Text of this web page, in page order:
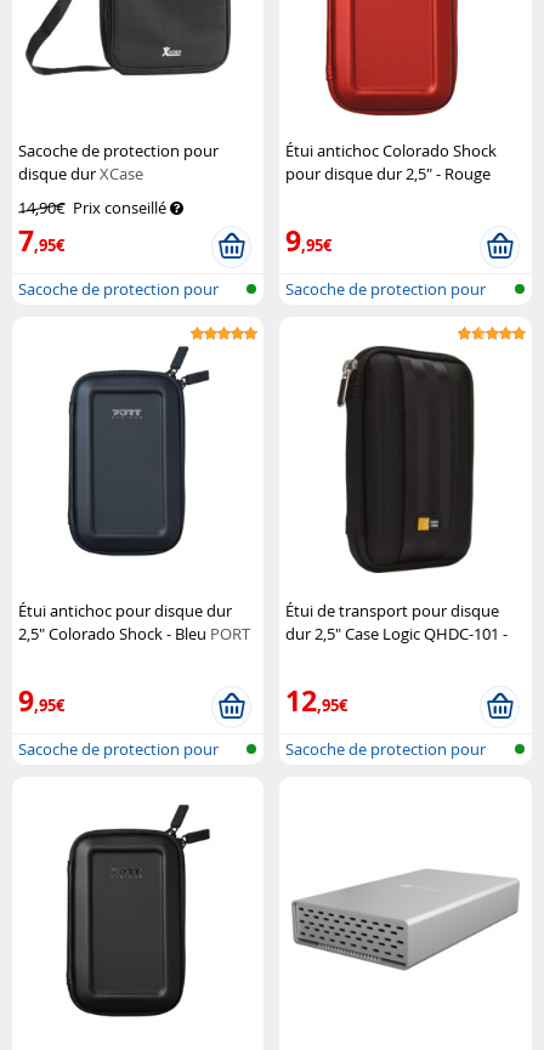
Sacoche de protection pour
disque durXCase
14,90€ Prix conseillé
7,95€
Sacoche de protection pour
Étui antichoc Colorado Shock
pour disque dur 2,5" - Rouge
9,95€
Sacoche de protection pour
Étui antichoc pour disque dur
2,5" Colorado Shock - Bleu PORT
9,95€
Sacoche de protection pour
Étui de transport pour disque
dur 2,5" Case Logic QHDC-101 -
12,95€
Sacoche de protection pour